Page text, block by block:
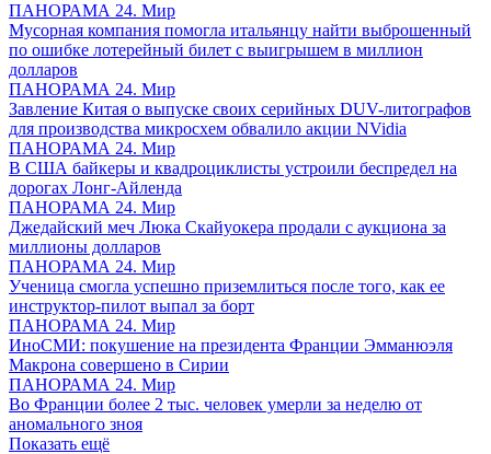
ПАНОРАМА 24. Мир
Мусорная компания помогла итальянцу найти выброшенный
по ошибке лотерейный билет с выигрышем в миллион
долларов
ПАНОРАМА 24. Мир
Завление Китая о выпуске своих серийных DUV-литографов
для производства микросхем обвалило акции NVidia
ПАНОРАМА 24. Мир
В США байкеры и квадроциклисты устроили беспредел на
дорогах Лонг-Айленда
ПАНОРАМА 24. Мир
Джедайский меч Люка Скайуокера продали с аукциона за
миллионы долларов
ПАНОРАМА 24. Мир
Ученица смогла успешно приземлиться после того, как ее
инструктор-пилот выпал за борт
ПАНОРАМА 24. Мир
ИноСМИ: покушение на президента Франции Эмманюэля
Макрона совершено в Сирии
ПАНОРАМА 24. Мир
Во Франции более 2 тыс. человек умерли за неделю от
аномального зноя
Показать ещё